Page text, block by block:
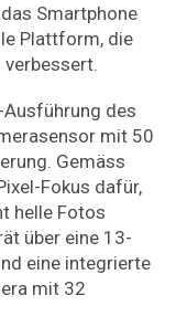
Smartphone
Plattform, die
des
mit 50
Gemäss
Fokus dafür,
helle Fotos
über eine 13-
eine integrierte
mit 32